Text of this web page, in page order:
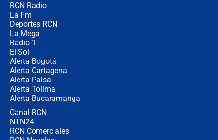
RCN Radio
La Fm
Deportes RCN
La Mega
Radio 1
El Sol
Alerta Bogotá
Alerta Cartagena
Alerta Paisa
Alerta Tolima
Alerta Bucaramanga
Canal RCN
NTN24
RCN Comerciales